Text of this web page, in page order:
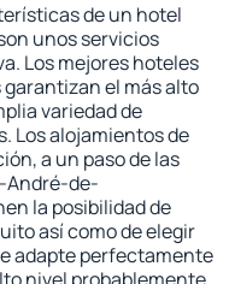
de un hotel
unos servicios
Los mejores hoteles
el más alto
variedad de
Los alojamientos de
a un paso de las
André-de-
la posibilidad de
así como de elegir
adapte perfectamente